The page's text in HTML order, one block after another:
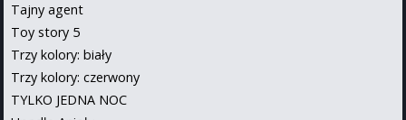
Tajny agent
Toy story 5
Trzy kolory: biały
Trzy kolory: czerwony
TYLKO JEDNA NOC